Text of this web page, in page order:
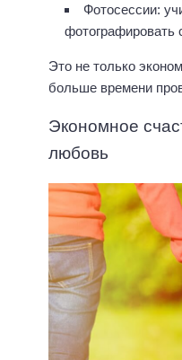
Фотосессии:
фотографировать
Это не только
больше времени
Экономное
любовь